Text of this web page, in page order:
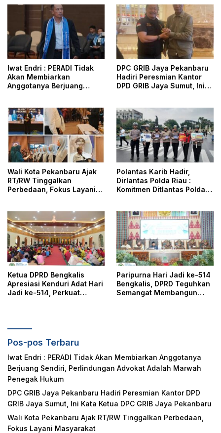
Iwat Endri : PERADI Tidak
Akan Membiarkan
Anggotanya Berjuang
Penegak Hukum
DPC GRIB Jaya Pekanbaru
Hadiri Peresmian Kantor
DPD GRIB Jaya Sumut, Ini
Wali Kota Pekanbaru Ajak
RT/RW Tinggalkan
Perbedaan, Fokus Layani
Polantas Karib Hadir,
Dirlantas Polda Riau :
Komitmen Ditlantas Polda
dan Edukasi Kepada
Masyarakat
Ketua DPRD Bengkalis
Apresiasi Kenduri Adat Hari
Jadi ke-514, Perkuat
Paripurna Hari Jadi ke-514
Bengkalis, DPRD Teguhkan
Semangat Membangun
Pos-pos Terbaru
Iwat Endri : PERADI Tidak Akan Membiarkan Anggotanya
Berjuang Sendiri, Perlindungan Advokat Adalah Marwah
Penegak Hukum
DPC GRIB Jaya Pekanbaru Hadiri Peresmian Kantor DPD
GRIB Jaya Sumut, Ini Kata Ketua DPC GRIB Jaya Pekanbaru
Wali Kota Pekanbaru Ajak RT/RW Tinggalkan Perbedaan,
Fokus Layani Masyarakat